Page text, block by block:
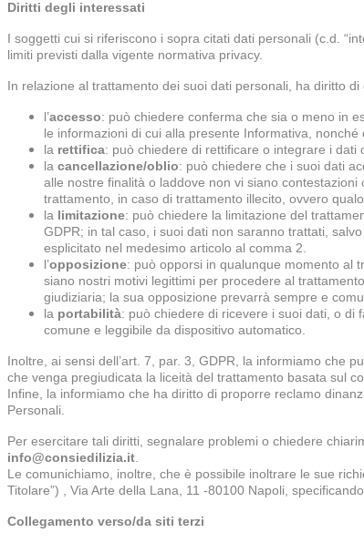
Diritti degli interessati
I soggetti cui si riferiscono i sopra citati dati personali (c.d.
limiti previsti dalla vigente normativa privacy.
In relazione al trattamento dei suoi dati personali, ha diritto di
l’accesso: può chiedere conferma che sia o meno in
le informazioni di cui alla presente Informativa,
la rettifica: può chiedere di rettificare o integrare i
la cancellazione/oblio: può chiedere che i suoi dati
alle nostre finalità o laddove non vi siano
trattamento, in caso di trattamento illecito, ovvero
la limitazione: può chiedere la limitazione del
GDPR; in tal caso, i suoi dati non saranno trattati,
esplicitato nel medesimo articolo al comma 2.
l’opposizione: può opporsi in qualunque momento al
siano nostri motivi legittimi per procedere al
giudiziaria; la sua opposizione prevarrà sempre e
la portabilità: può chiedere di ricevere i suoi dati, o di
comune e leggibile da dispositivo automatico.
Inoltre, ai sensi dell’art. 7, par. 3, GDPR, la informiamo che
che venga pregiudicata la liceità del trattamento basata sul
Infine, la informiamo che ha diritto di proporre reclamo
Personali.
Per esercitare tali diritti, segnalare problemi o chiedere
info@consiedilizia.it
Le comunichiamo, inoltre, che è possibile inoltrare le sue
Titolare”) , Via Arte della Lana, 11 -80100 Napoli,
Collegamento verso/da siti terzi